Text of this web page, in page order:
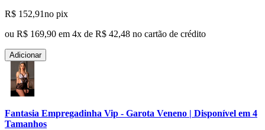
R$ 152,91no pix
ou R$ 169,90 em 4x de R$ 42,48 no cartão de crédito
Adicionar
Fantasia Empregadinha Vip - Garota Veneno | Disponível em 4
Tamanhos